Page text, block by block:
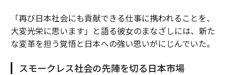
「再び日本社会にも貢献できる仕事に携われることを、
大変光栄に思います」と語る彼女のまなざしには、新た
な変革を担う覚悟と日本への強い思いがにじんでいた。
スモークレス社会の先陣を切る日本市場